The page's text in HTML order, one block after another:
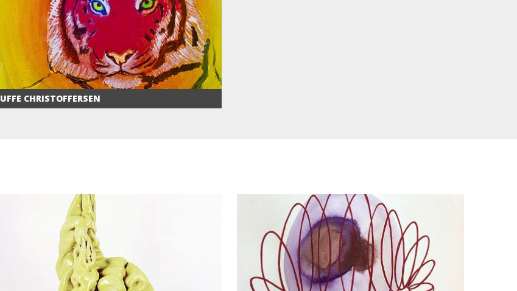
UFFE CHRISTOFFERSEN